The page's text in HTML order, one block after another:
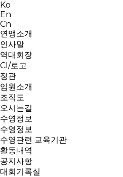
Ko
En
Cn
연맹소개
인사말
역대회장
CI/로고
정관
임원소개
조직도
오시는길
수영정보
수영정보
수영관련 교육기관
활동내역
공지사항
대회기록실